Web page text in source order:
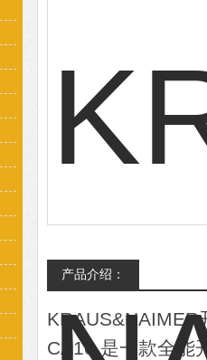
产品介绍：
KRAUS&NAIMER
CA10 是一款全能